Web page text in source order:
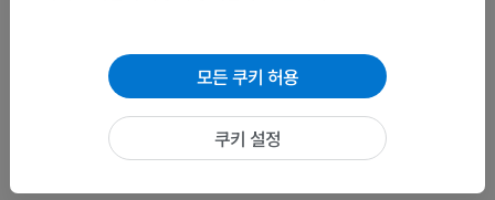
앱 다운로드 모든 쿠키 허용
쿠키 설정